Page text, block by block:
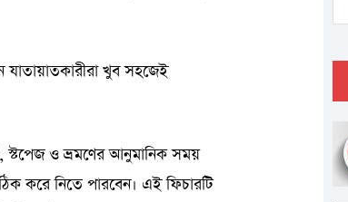
যাতায়াতকারীরা খুব সহজেই
স্টপেজ ও ভ্রমণের আনুমানিক সময়
করে নিতে পারবেন। এই ফিচারটি